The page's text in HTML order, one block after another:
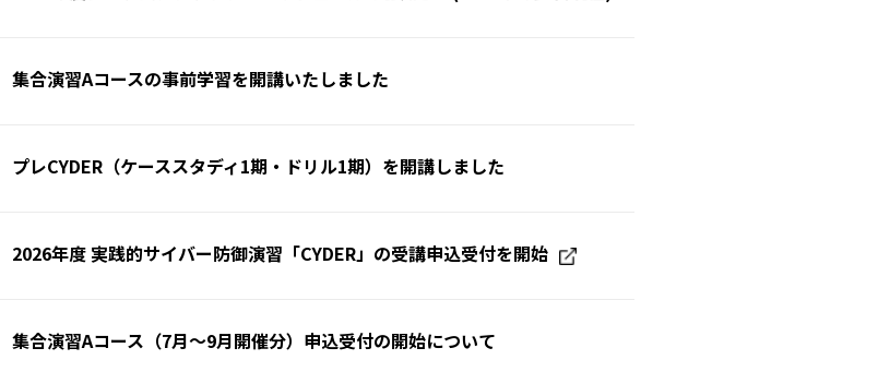
集合演習Aコースの事前学習を開講いたしました
プレCYDER（ケーススタディ1期・ドリル1期）を開講しました
2026年度 実践的サイバー防御演習「CYDER」の受講申込受付を開始
集合演習Aコース（7月～9月開催分）申込受付の開始について